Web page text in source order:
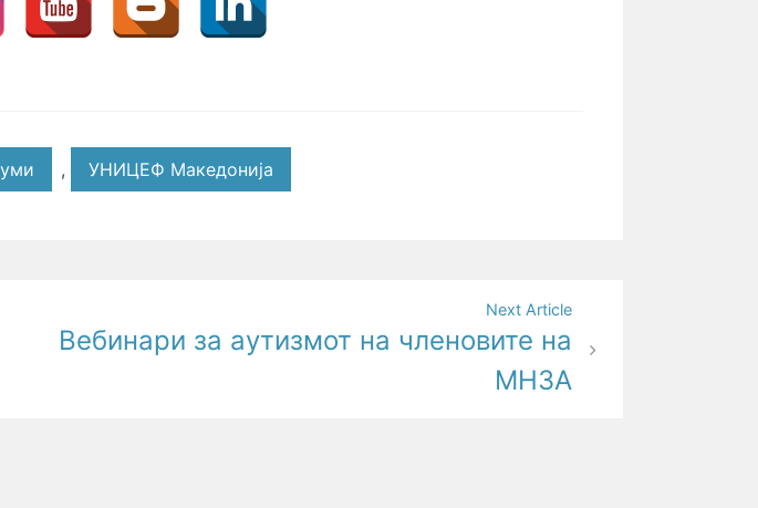
, УНИЦЕФ Македонија
Next Article
Вебинари за аутизмот на членовите на
МНЗА